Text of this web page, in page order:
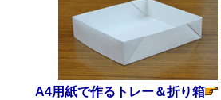
A4用紙で作るトレー＆折り箱